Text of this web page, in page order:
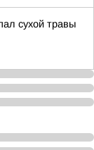
сухой травы